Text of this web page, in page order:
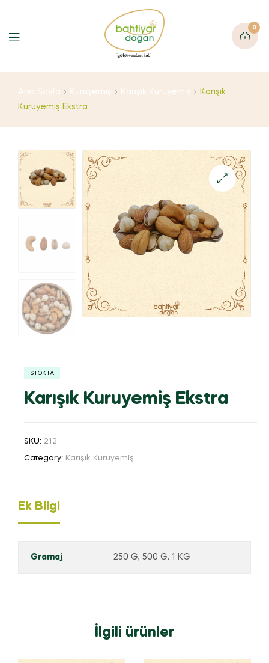
0
Ana Sayfa Kuruyemiş Karışık Kuruyemiş
Karışık
Kuruyemiş Ekstra
STOKTA
Karışık Kuruyemiş Ekstra
SKU: 212
Category: Karışık Kuruyemiş
Ek Bilgi
Gramaj 250 G, 500 G, 1 KG
İlgili ürünler